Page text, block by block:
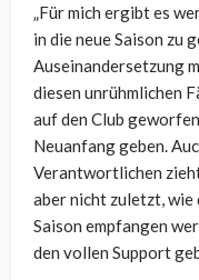
„Für mich ergibt es
in die neue Saison zu
Auseinandersetzung
diesen unrühmlichen
auf den Club
Neuanfang geben.
Verantwortlichen
aber nicht zuletzt, wie
Saison empfangen
den vollen Support